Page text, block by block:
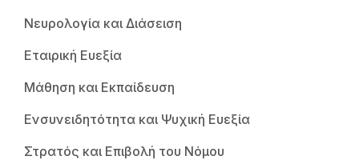
Νευρολογία και Διάσειση
Εταιρική Ευεξία
Μάθηση και Εκπαίδευση
Ενσυνειδητότητα και Ψυχική Ευεξία
Στρατός και Επιβολή του Νόμου